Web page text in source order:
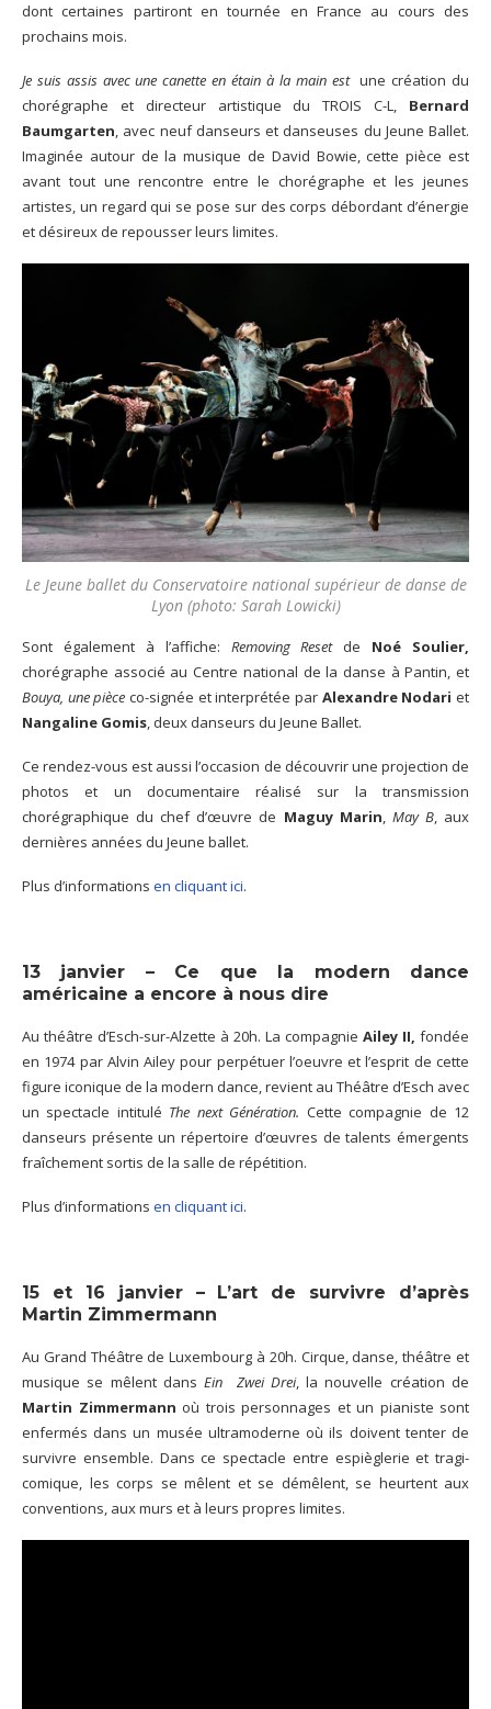
dont certaines partiront en tournée en France au cours des
prochains mois.
Je suis assis avec une canette en étain à la mainest une création du
chorégraphe et directeur artistique du TROIS C-L, Bernard
Baumgarten, avec neuf danseurs et danseuses du Jeune Ballet.
Imaginée autour de la musique de David Bowie, cette pièce est
avant tout une rencontre entre le chorégraphe et les jeunes
artistes, un regard qui se pose sur des corps débordant d’énergie
et désireux de repousser leurs limites.
Le Jeune ballet du Conservatoire national supérieur de danse de
Lyon (photo: Sarah Lowicki)
Sont également à l’affiche: Removing Reset de Noé Soulier,
chorégraphe associé au Centre national de la danse à Pantin, et
Bouya, une pièce co-signée et interprétée par Alexandre Nodari et
Nangaline Gomis, deux danseurs du Jeune Ballet.
Ce rendez-vous est aussi l’occasion de découvrir une projection de
photos et un documentaire réalisé sur la transmission
chorégraphique du chef d’œuvre de Maguy Marin, May B, aux
dernières années du Jeune ballet.
Plus d’informations en cliquant ici.
13 janvier – Ce que la modern dance
américaine a encore à nous dire
Au théâtre d’Esch-sur-Alzette à 20h. La compagnie Ailey II, fondée
en 1974 par Alvin Ailey pour perpétuer l’oeuvre et l’esprit de cette
figure iconique de la modern dance, revient au Théâtre d’Esch avec
un spectacle intitulé The next Génération. Cette compagnie de 12
danseurs présente un répertoire d’œuvres de talents émergents
fraîchement sortis de la salle de répétition.
Plus d’informations en cliquant ici.
15 et 16 janvier – L’art de survivre d’après
Martin Zimmermann
Au Grand Théâtre de Luxembourg à 20h. Cirque, danse, théâtre et
musique se mêlent dansEin Zwei Drei, la nouvelle création de
Martin Zimmermann où trois personnages et un pianiste sont
enfermés dans un musée ultramoderne où ils doivent tenter de
survivre ensemble. Dans ce spectacle entre espièglerie et tragi-
comique, les corps se mêlent et se démêlent, se heurtent aux
conventions, aux murs et à leurs propres limites.